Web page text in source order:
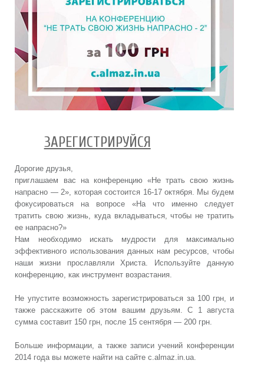
ЗАРЕГИСТРИРУЙСЯ
Дорогие друзья,
приглашаем вас на конференцию «Не трать свою жизнь
напрасно — 2», которая состоится 16-17 октября. Мы будем
фокусироваться на вопросе «На что именно следует
тратить свою жизнь, куда вкладываться, чтобы не тратить
ее напрасно?»
Нам необходимо искать мудрости для максимально
эффективного использования данных нам ресурсов, чтобы
наши жизни прославляли Христа. Используйте данную
конференцию, как инструмент возрастания.
Не упустите возможность зарегистрироваться за 100 грн, и
также расскажите об этом вашим друзьям. С 1 августа
сумма составит 150 грн, после 15 сентября — 200 грн.
Больше информации, а также записи учений конференции
2014 года вы можете найти на сайте c.almaz.in.ua.